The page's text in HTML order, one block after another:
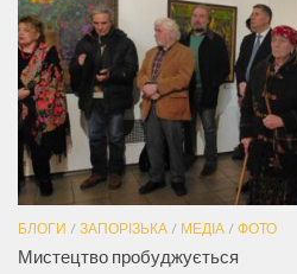
БЛОГИ / ЗАПОРІЗЬКА / МЕДІА / ФОТО
Мистецтво пробуджується